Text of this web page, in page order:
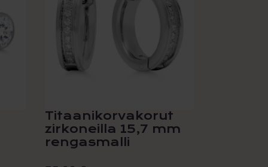
Titaanikorvakorut
zirkoneilla 15,7 mm
rengasmalli